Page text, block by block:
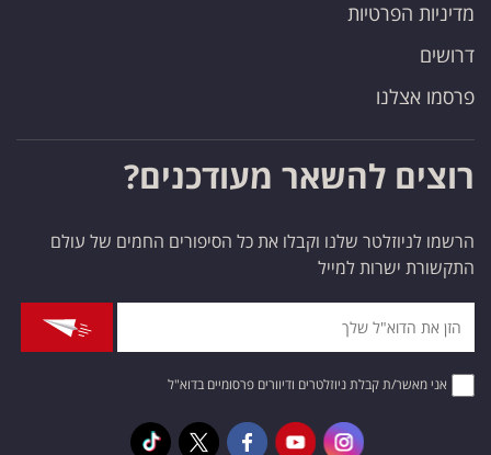
מדיניות הפרטיות
דרושים
פרסמו אצלנו
רוצים להשאר מעודכנים?
הרשמו לניוזלטר שלנו וקבלו את כל הסיפורים החמים של עולם
התקשורת ישרות למייל
אני מאשר/ת קבלת ניוזלטרים ודיוורים פרסומיים בדוא"ל